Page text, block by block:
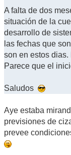
A falta de dos
situación de la
desarrollo de
las fechas que
son en estos
Parece que el
Saludos
Aye estaba
previsiones de
prevee